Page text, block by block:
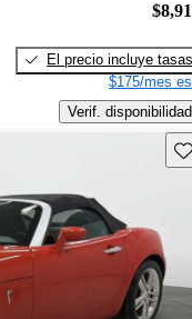
El precio incluye tasas
$175/mes
Verif. disponibilidad